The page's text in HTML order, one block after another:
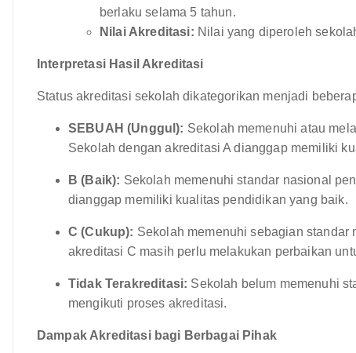
berlaku selama 5 tahun.
Nilai Akreditasi: Nilai yang diperoleh
Interpretasi Hasil Akreditasi
Status akreditasi sekolah dikategorikan menjadi
SEBUAH (Unggul): Sekolah memenuhi atau
Sekolah dengan akreditasi A dianggap memiliki
B (Baik): Sekolah memenuhi standar nasional
dianggap memiliki kualitas pendidikan yang baik.
C (Cukup): Sekolah memenuhi sebagian
akreditasi C masih perlu melakukan perbaikan
Tidak Terakreditasi: Sekolah belum memenuhi
mengikuti proses akreditasi.
Dampak Akreditasi bagi Berbagai Pihak